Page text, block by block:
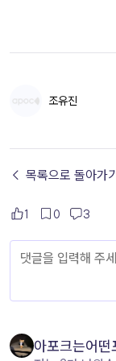
조유진
← 목록으로 돌아가
1 0 3
아포크는어떤